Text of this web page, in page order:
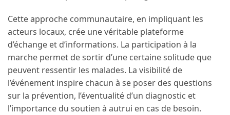
Cette approche communautaire, en impliquant les
acteurs locaux, crée une véritable plateforme
d’échange et d’informations. La participation à la
marche permet de sortir d’une certaine solitude que
peuvent ressentir les malades. La visibilité de
l’événement inspire chacun à se poser des questions
sur la prévention, l’éventualité d’un diagnostic et
l’importance du soutien à autrui en cas de besoin.